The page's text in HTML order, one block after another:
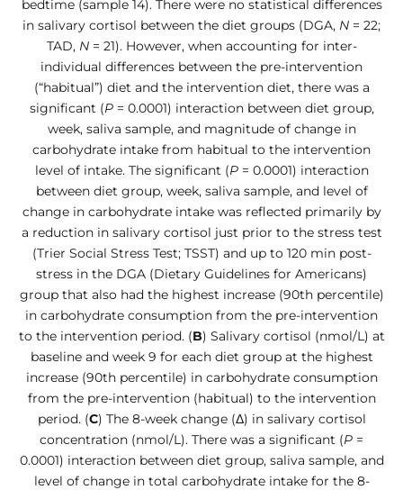
bedtime (sample 14). There were no statistical differences
in salivary cortisol between the diet groups (DGA, N = 22;
TAD, N= 21). However, when accounting for inter-
individual differences between the pre-intervention
(“habitual”) diet and the intervention diet, there was a
significant (P= 0.0001) interaction between diet group,
week, saliva sample, and magnitude of change in
carbohydrate intake from habitual to the intervention
level of intake. The significant (P= 0.0001) interaction
between diet group, week, saliva sample, and level of
change in carbohydrate intake was reflected primarily by
a reduction in salivary cortisol just prior to the stress test
(Trier Social Stress Test; TSST) and up to 120 min post-
stress in the DGA (Dietary Guidelines for Americans)
group that also had the highest increase (90th percentile)
in carbohydrate consumption from the pre-intervention
to the intervention period. (B) Salivary cortisol (nmol/L) at
baseline and week 9 for each diet group at the highest
increase (90th percentile) in carbohydrate consumption
from the pre-intervention (habitual) to the intervention
period. (C) The 8-week change (Δ) in salivary cortisol
concentration (nmol/L). There was a significant (P =
0.0001) interaction between diet group, saliva sample, and
level of change in total carbohydrate intake for the 8-